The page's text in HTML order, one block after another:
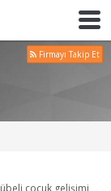
Firmayı Takip Et
çocuk gelişimi